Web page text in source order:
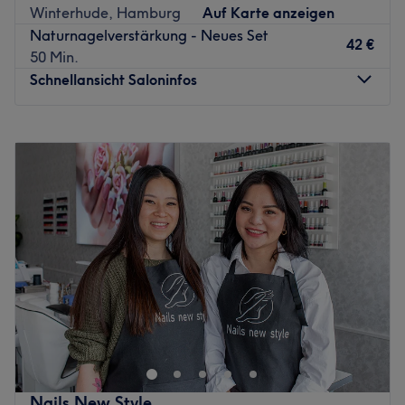
Inhaberin Parisa bringt jahrelange
Erfahrung mit und steht dir mit ihrer Expertise zur Seite,
um die perfekte Behandlung für dich zu finden.
Know-how:
Spezialisiert auf perfekte Nagelpflege.
Buche noch heute deinen Termin und erlebe erstklassige
Nagelkunst! 💖
Zurück zur Salonansicht
Winterhude, Hamburg
Auf Karte anzeigen
Naturnagelverstärkung - Neues Set
50 Min.
42 €
Schnellansicht Saloninfos
Dienstag
10:00–
Mittwoch
10:00–19:00
Donnerstag
10:00–19:00
Freitag
10:00–19:00
Samstag
10:00–17:00
Sonntag
Geschlossen
Im Herzen von Hamburg-Winterhude haben Nagel-
Experten ein professionell und doch ästhetisch
inspirierend eingerichtetes Studio eröffnet. Die nagel-
neue Adresse für Maniküre und perfekte Nailart sowie
pflegende Hand-Couture überzeugt vor allem durch ihr